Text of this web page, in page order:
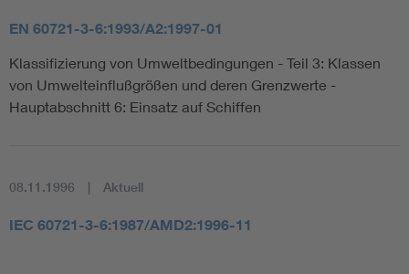
Elektrofachkraft (EFK)
EN 60721-3-6:1993/A2:1997-01
Klassifizierung von Umweltbedingungen - Teil 3: Klassen
von Umwelteinflußgrößen und deren Grenzwerte -
Hauptabschnitt 6: Einsatz auf Schiffen
08.11.1996 Aktuell
IEC 60721-3-6:1987/AMD2:1996-11